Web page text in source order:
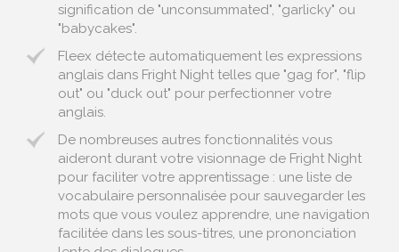
signification de "unconsummated", "garlicky" ou
"babycakes".
Fleex détecte automatiquement les expressions
anglais dans Fright Night telles que "gag for", "flip
out" ou "duck out" pour perfectionner votre
anglais.
De nombreuses autres fonctionnalités vous
aideront durant votre visionnage de Fright Night
pour faciliter votre apprentissage : une liste de
vocabulaire personnalisée pour sauvegarder les
mots que vous voulez apprendre, une navigation
facilitée dans les sous-titres, une prononciation